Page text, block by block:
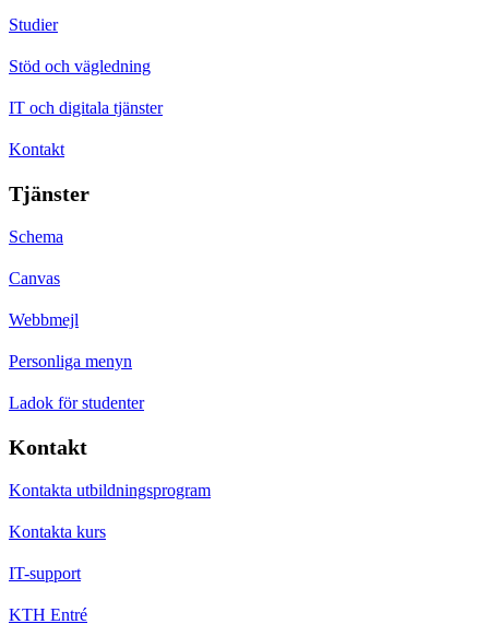
Studier
Stöd och vägledning
IT och digitala tjänster
Kontakt
Tjänster
Schema
Canvas
Webbmejl
Personliga menyn
Ladok för studenter
Kontakt
Kontakta utbildningsprogram
Kontakta kurs
IT-support
KTH Entré